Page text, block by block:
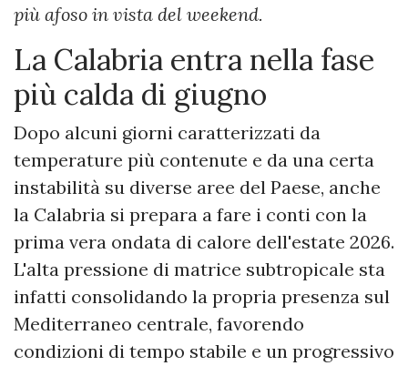
più afoso in vista del weekend.
La Calabria entra nella fase
più calda di giugno
Dopo alcuni giorni caratterizzati da
temperature più contenute e da una certa
instabilità su diverse aree del Paese, anche
la Calabria si prepara a fare i conti con la
prima vera ondata di calore dell'estate 2026.
L'alta pressione di matrice subtropicale sta
infatti consolidando la propria presenza sul
Mediterraneo centrale, favorendo
condizioni di tempo stabile e un progressivo